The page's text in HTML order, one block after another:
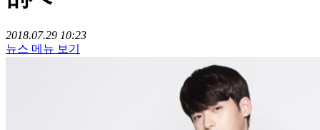
2018.07.29 10:23
뉴스 메뉴 보기